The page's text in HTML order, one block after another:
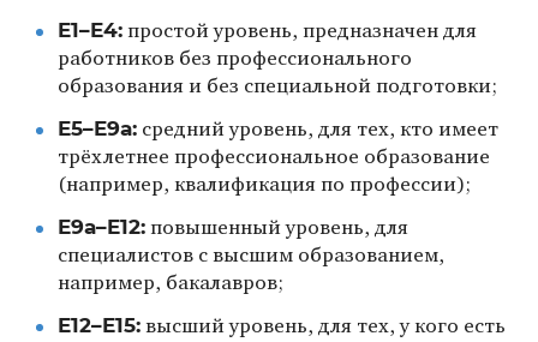
E1–E4:простой уровень, предназначен для
работников без профессионального
образования и без специальной подготовки;
E5–E9a:средний уровень, для тех, кто имеет
трёхлетнее профессиональное образование
(например, квалификация по профессии);
E9a–E12:повышенный уровень, для
специалистов с высшим образованием,
например, бакалавров;
E12–E15:высший уровень, для тех, у кого есть